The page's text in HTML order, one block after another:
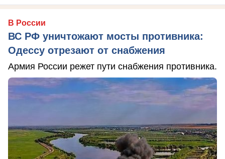
В России
ВС РФ уничтожают мосты противника:
Одессу отрезают от снабжения
Армия России режет пути снабжения противника.